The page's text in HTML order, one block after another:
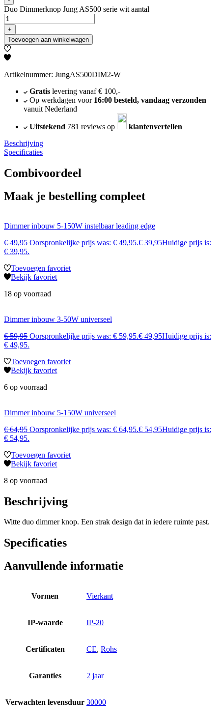
Duo Dimmerknop Jung AS500 serie wit aantal
+
Toevoegen aan winkelwagen
Artikelnummer: JungAS500DIM2-W
Gratislevering vanaf € 100,-
Op werkdagen voor 16:00 besteld, vandaag verzonden
vanuit Nederland
Uitstekend 781 reviews op
klantenvertellen
Beschrijving
Specificaties
Combivoordeel
Maak je bestelling compleet
Dimmer inbouw 5-150W instelbaar leading edge
€49,95 Oorspronkelijke prijs was: € 49,95.€ 39,95Huidige prijs is:
€ 39,95.
Toevoegen favoriet
Bekijk favoriet
18 op voorraad
Dimmer inbouw 3-50W universeel
€59,95 Oorspronkelijke prijs was: € 59,95.€ 49,95Huidige prijs is:
€ 49,95.
Toevoegen favoriet
Bekijk favoriet
6 op voorraad
Dimmer inbouw 5-150W universeel
€64,95 Oorspronkelijke prijs was: € 64,95.€ 54,95Huidige prijs is:
€ 54,95.
Toevoegen favoriet
Bekijk favoriet
8 op voorraad
Beschrijving
Witte duo dimmer knop. Een strak design dat in iedere ruimte past.
Specificaties
Aanvullende informatie
Vormen Vierkant
IP-waarde IP-20
Certificaten CE, Rohs
Garanties 2 jaar
Verwachten levensduur 30000